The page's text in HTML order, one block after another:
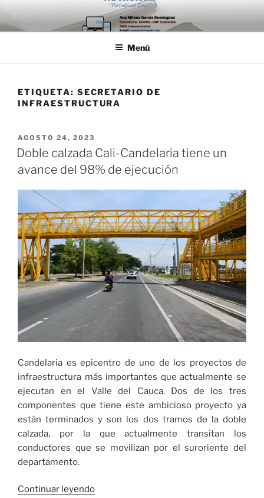
Saltar
al
contenido
Menú
ETIQUETA: SECRETARIO DE
INFRAESTRUCTURA
PUBLICADO
EL
AGOSTO 24, 2023
Doble calzada Cali-Candelaria tiene un
avance del 98% de ejecución
Candelaria es epicentro de uno de los proyectos de
infraestructura más importantes que actualmente se
ejecutan en el Valle del Cauca. Dos de los tres
componentes que tiene este ambicioso proyecto ya
están terminados y son los dos tramos de la doble
calzada, por la que actualmente transitan los
conductores que se movilizan por el suroriente del
departamento.
Continuar leyendo«Doble